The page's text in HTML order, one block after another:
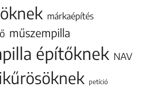
márkaépítés
műszempilla
építőknek NAV
petíció